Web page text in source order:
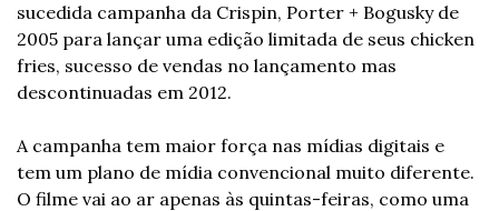
sucedida campanha da Crispin, Porter + Bogusky de
2005 para lançar uma edição limitada de seus chicken
fries, sucesso de vendas no lançamento mas
descontinuadas em 2012.
A campanha tem maior força nas mídias digitais e
tem um plano de mídia convencional muito diferente.
O filme vai ao ar apenas às quintas-feiras, como uma